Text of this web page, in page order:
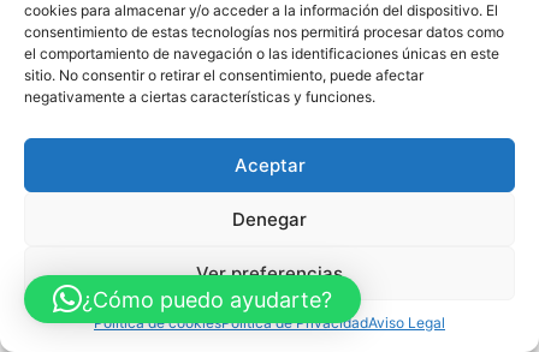
cookies para almacenar y/o acceder a la información del dispositivo. El
consentimiento de estas tecnologías nos permitirá procesar datos como
el comportamiento de navegación o las identificaciones únicas en este
sitio. No consentir o retirar el consentimiento, puede afectar
negativamente a ciertas características y funciones.
Aceptar
Denegar
Ver preferencias
Política de cookiesPolítica de PrivacidadAviso Legal
¿Cómo puedo ayudarte?